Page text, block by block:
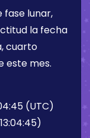
fase lunar,
la fecha
cuarto
este mes.
(UTC)